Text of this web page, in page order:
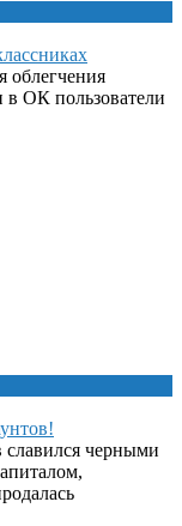
облегчения
в ОК пользователи
славился черными